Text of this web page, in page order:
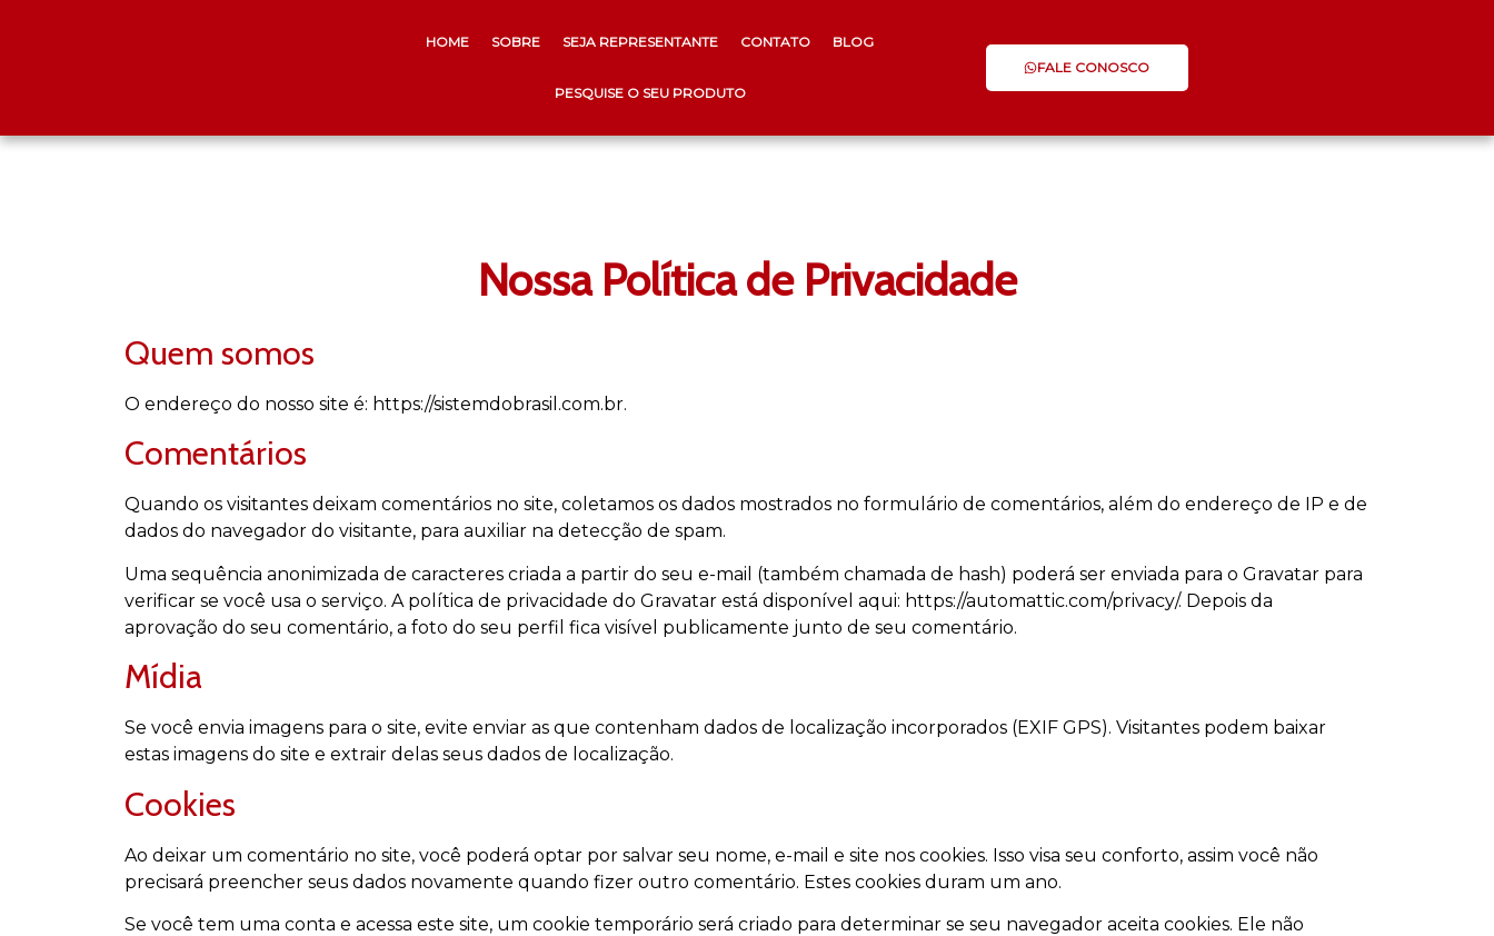
HOME SOBRE SEJA REPRESENTANTE CONTATO BLOG
PESQUISE O SEU PRODUTO
FALE CONOSCO
Nossa Política de Privacidade
Quem somos
O endereço do nosso site é: https://sistemdobrasil.com.br.
Comentários
Quando os visitantes deixam comentários no site, coletamos os dados mostrados no formulário de comentários, além do endereço de IP e de
dados do navegador do visitante, para auxiliar na detecção de spam.
Uma sequência anonimizada de caracteres criada a partir do seu e-mail (também chamada de hash) poderá ser enviada para o Gravatar para
verificar se você usa o serviço. A política de privacidade do Gravatar está disponível aqui: https://automattic.com/privacy/. Depois da
aprovação do seu comentário, a foto do seu perfil fica visível publicamente junto de seu comentário.
Mídia
Se você envia imagens para o site, evite enviar as que contenham dados de localização incorporados (EXIF GPS). Visitantes podem baixar
estas imagens do site e extrair delas seus dados de localização.
Cookies
Ao deixar um comentário no site, você poderá optar por salvar seu nome, e-mail e site nos cookies. Isso visa seu conforto, assim você não
precisará preencher seus dados novamente quando fizer outro comentário. Estes cookies duram um ano.
Se você tem uma conta e acessa este site, um cookie temporário será criado para determinar se seu navegador aceita cookies. Ele não